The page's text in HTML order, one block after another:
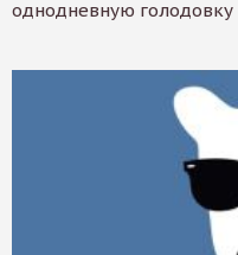
однодневную голодовку